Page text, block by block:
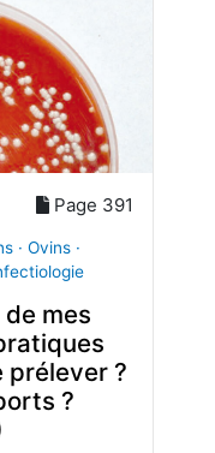
Page 391
· Ovins ·
mes
prélever ?
?